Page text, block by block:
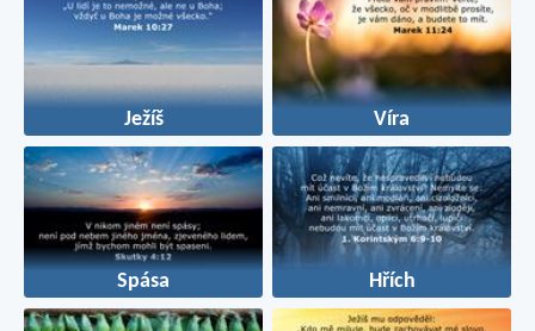
Ježíš Víra
Spása Hřích